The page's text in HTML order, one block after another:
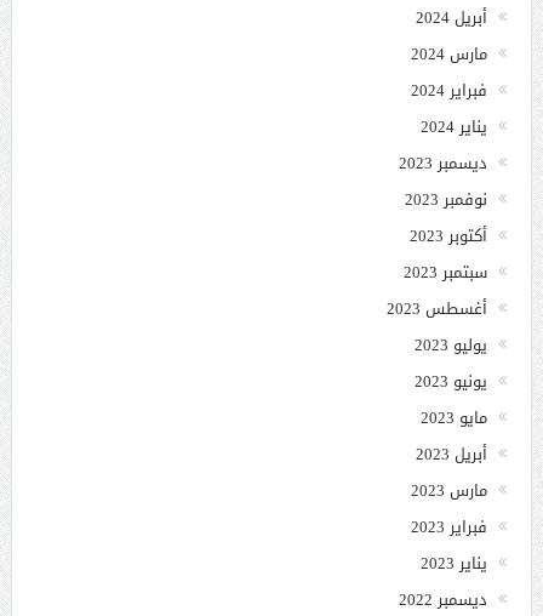
أبريل 2024
مارس 2024
فبراير 2024
يناير 2024
ديسمبر 2023
نوفمبر 2023
أكتوبر 2023
سبتمبر 2023
أغسطس 2023
يوليو 2023
يونيو 2023
مايو 2023
أبريل 2023
مارس 2023
فبراير 2023
يناير 2023
ديسمبر 2022